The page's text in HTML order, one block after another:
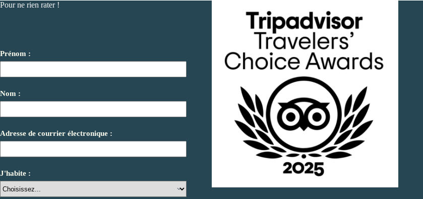
Pour ne rien rater !
Prénom :
Nom :
Adresse de courrier électronique :
J'habite :